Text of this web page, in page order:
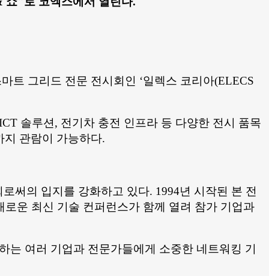
트 그리드 전문 전시회인 ‘일렉스 코리아(ELECS
솔루션, 전기차 충전 인프라 등 다양한 전시 품목
지 관람이 가능하다.
써의 입지를 강화하고 있다. 1994년 시작된 본 전
운 최신 기술 컨퍼런스가 함께 열려 참가 기업과
는 여러 기업과 전문가들에게 소중한 네트워킹 기